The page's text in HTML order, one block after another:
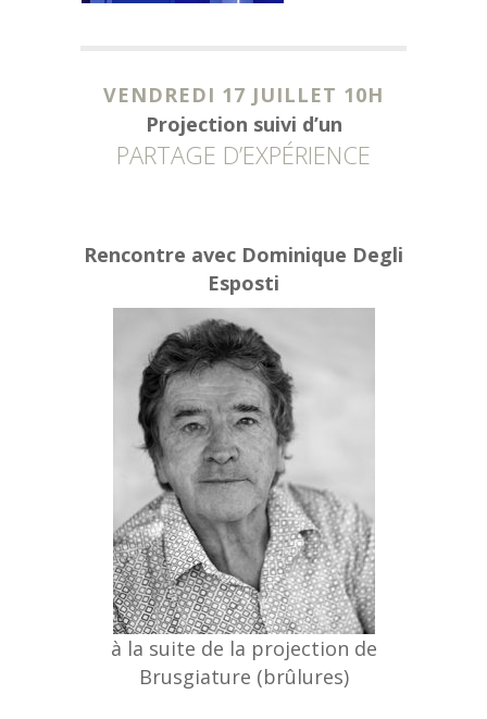
VENDREDI 17 JUILLET 10H
Projection suivi d’un
PARTAGE D’EXPÉRIENCE
Rencontre avec Dominique Degli
Esposti
à la suite de la projection de
Brusgiature (brûlures)